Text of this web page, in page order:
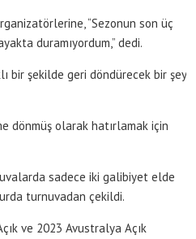
“Sezonun son üç
duramıyordum,” dedi.
bir şekilde geri döndürecek bir şey
dönmüş olarak hatırlamak için
sadece iki galibiyet elde
turnuvadan çekildi.
ve 2023 Avustralya Açık